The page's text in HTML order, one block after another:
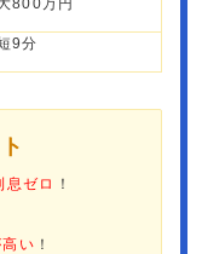
800万円
9分
ゼロ
！
い ！